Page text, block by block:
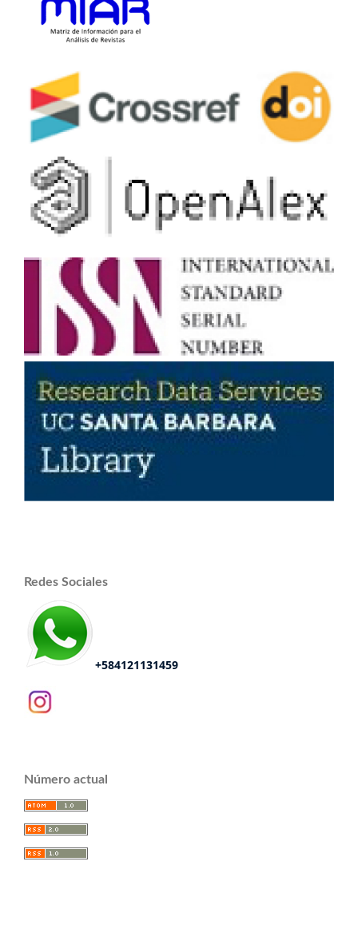
Redes Sociales
+584121131459
Número actual